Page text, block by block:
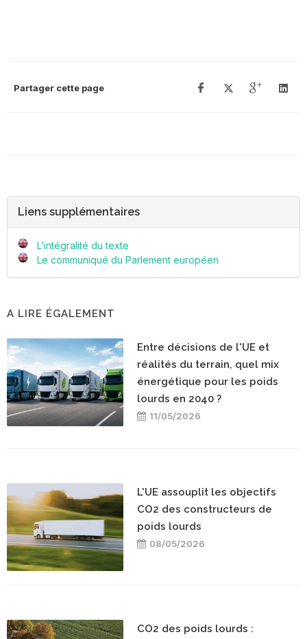
Partager cette page
Liens supplémentaires
L’intégralité du texte
Le communiqué du Parlement européen
A LIRE ÉGALEMENT
Entre décisions de l'UE et
réalités du terrain, quel mix
énergétique pour les poids
lourds en 2040 ?
11/05/2026
L'UE assouplit les objectifs
CO2 des constructeurs de
poids lourds
08/05/2026
CO2 des poids lourds :